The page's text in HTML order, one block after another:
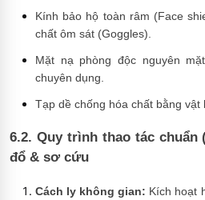
Kính bảo hộ toàn râm (Face
chất ôm sát (Goggles).
Mặt nạ phòng độc nguyên
chuyên dụng.
Tạp dề chống hóa chất bằng vật
6.2. Quy trình thao tác
đổ & sơ cứu
Cách ly không gian: Kích hoạt